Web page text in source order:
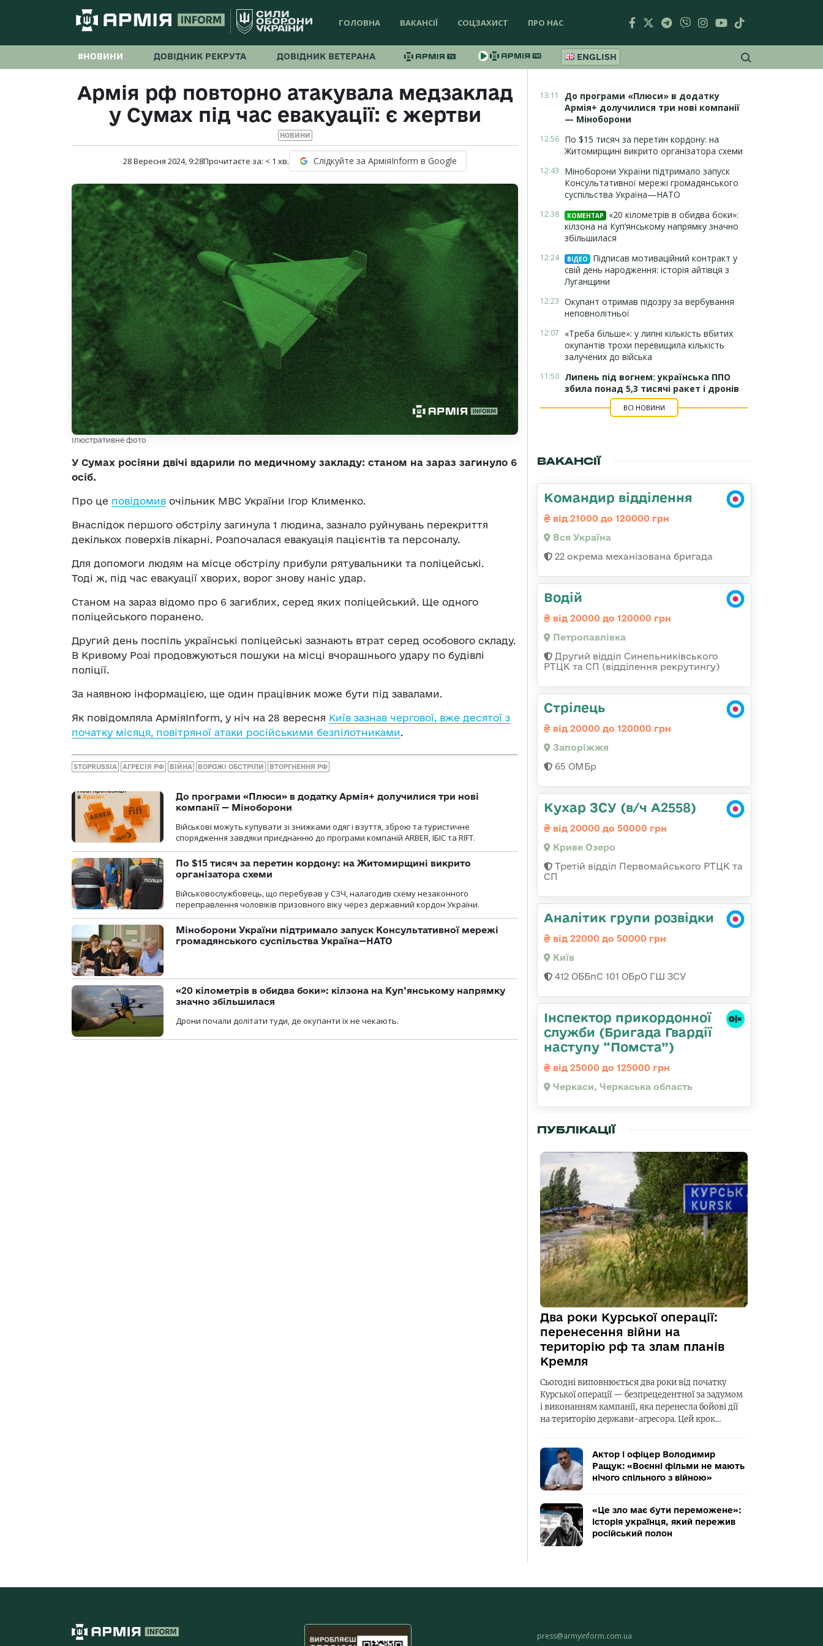
ГОЛОВНА ВАКАНСІЇ СОЦЗАХИСТ ПРО НАС
#НОВИНИ ДОВІДНИК РЕКРУТА ДОВІДНИК ВЕТЕРАНА ENGLISH
Армія рф повторно атакувала медзаклад
у Сумах під час евакуації: є жертви
НОВИНИ
28 Вересня 2024, 9:28Прочитаєте за: < 1 хв. Слідкуйте за АрміяInform в Google
Ілюстративне фото
У Сумах росіяни двічі вдарили по медичному закладу: станом на зараз загинуло 6
осіб.
Про це повідомив очільник МВС України Ігор Клименко.
Внаслідок першого обстрілу загинула 1 людина, зазнало руйнувань перекриття
декількох поверхів лікарні. Розпочалася евакуація пацієнтів та персоналу.
Для допомоги людям на місце обстрілу прибули рятувальники та поліцейські.
Тоді ж, під час евакуації хворих, ворог знову наніс удар.
Станом на зараз відомо про 6 загиблих, серед яких поліцейський. Ще одного
поліцейського поранено.
Другий день поспіль українські поліцейські зазнають втрат серед особового складу.
В Кривому Розі продовжуються пошуки на місці вчорашнього удару по будівлі
поліції.
За наявною інформацією, ще один працівник може бути під завалами.
Як повідомляла АрміяInform, у ніч на 28 вересня Київ зазнав чергової, вже десятої з
початку місяця, повітряної атаки російськими безпілотниками.
STOPRUSSIA АГРЕСІЯ РФ ВІЙНА ВОРОЖІ ОБСТРІЛИ ВТОРГНЕННЯ РФ
До програми «Плюси» в додатку Армія+ долучилися три нові
компанії — Міноборони
Військові можуть купувати зі знижками одяг і взуття, зброю та туристичне
спорядження завдяки приєднанню до програми компаній ARBER, ІБІС та RIFT.
По $15 тисяч за перетин кордону: на Житомирщині викрито
організатора схеми
Військовослужбовець, що перебував у СЗЧ, налагодив схему незаконного
переправлення чоловіків призовного віку через державний кордон України.
Міноборони України підтримало запуск Консультативної мережі
громадянського суспільства Україна—НАТО
«20 кілометрів в обидва боки»: кілзона на Куп’янському напрямку
значно збільшилася
Дрони почали долітати туди, де окупанти їх не чекають.
13:11
До програми «Плюси» в додатку
Армія+ долучилися три нові компанії
— Міноборони
12:56 По $15 тисяч за перетин кордону: на
Житомирщині викрито організатора схеми
12:43
Міноборони України підтримало запуск
Консультативної мережі громадянського
суспільства Україна—НАТО
12:38 КОМЕНТАР
«20 кілометрів в обидва боки»:
кілзона на Куп’янському напрямку значно
збільшилася
12:24 ВІДЕО
Підписав мотиваційний контракт у
свій день народження: історія айтівця з
Луганщини
12:23 Окупант отримав підозру за вербування
неповнолітньої
12:07
«Треба більше»: у липні кількість вбитих
окупантів трохи перевищила кількість
залучених до війська
11:50 Липень під вогнем: українська ППО
збила понад 5,3 тисячі ракет і дронів
ВСІ НОВИНИ
ВАКАНСІЇ
Командир відділення
від 21000 до 120000 грн
Вся Україна
22 окрема механізована бригада
Водій
від 20000 до 120000 грн
Петропавлівка
Другий відділ Синельниківського
РТЦК та СП (відділення рекрутингу)
Стрілець
від 20000 до 120000 грн
Запоріжжя
65 ОМБр
Кухар ЗСУ (в/ч А2558)
від 20000 до 50000 грн
Криве Озеро
Третій відділ Первомайського РТЦК та
СП
Аналітик групи розвідки
від 22000 до 50000 грн
Київ
412 ОББпС 101 ОБрО ГШ ЗСУ
Інспектор прикордонної
служби (Бригада Гвардії
наступу “Помста”)
від 25000 до 125000 грн
Черкаси, Черкаська область
ПУБЛІКАЦІЇ
Два роки Курської операції:
перенесення війни на
територію рф та злам планів
Кремля
Сьогодні виповнюється два роки від початку
Курської операції — безпрецедентної за задумом
і виконанням кампанії, яка перенесла бойові дії
на територію держави-агресора. Цей крок…
Актор і офіцер Володимир
Ращук: «Воєнні фільми не мають
нічого спільного з війною»
«Це зло має бути переможене»:
історія українця, який пережив
російський полон
press@armyinform.com.ua